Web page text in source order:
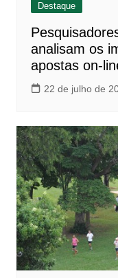
Destaque
analisam os
apostas on-
22 de julho de